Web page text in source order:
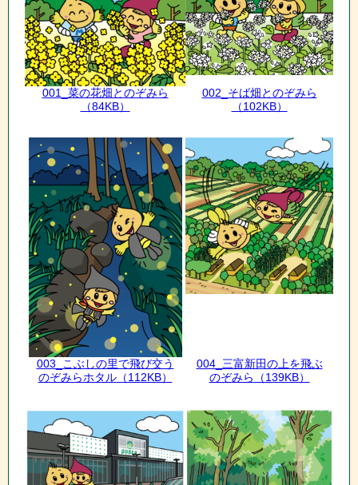
001_菜の花畑とのぞみら
（84KB）
002_そば畑とのぞみら
（102KB）
003_こぶしの里で飛び交う
のぞみらホタル（112KB）
004_三富新田の上を飛ぶ
のぞみら （139KB）